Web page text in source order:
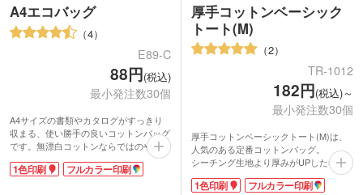
A4エコバッグ
4
E89-C
88円(税込)
最小発注数30個
A4サイズの書類やカタログがすっきり
収まる、使い勝手の良いコットンバッグ
です。無漂白コットンならではのやさし
いナチュラルな風合いが魅力で、手持ち
しやすい短めの持ち手はサブバッグとし
1色印刷 フルカラー印刷
厚手コットンベーシック
トート(M)
2
TR-1012
182円(税込)～
最小発注数30個
厚手コットンベーシックトート(M)は、
人気のある定番コットンバッグ。
シーチング生地より厚みがUPした5オン
スの厚手コットントートが登場しまし
た!
1色印刷 フルカラー印刷